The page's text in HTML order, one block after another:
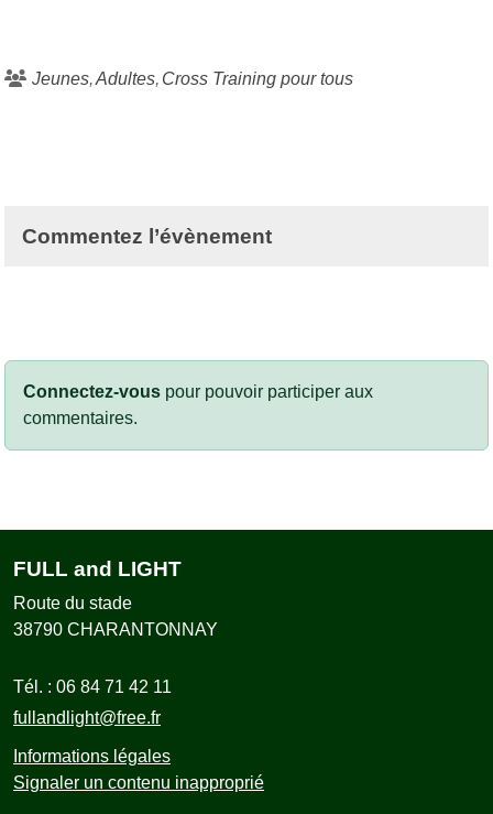
Jeunes Adultes Cross Training pour tous
Commentez l’évènement
Connectez-vous pour pouvoir participer aux
commentaires.
FULL and LIGHT
Route du stade
38790 CHARANTONNAY
Tél. : 06 84 71 42 11
fullandlight@free.fr
Informations légales
Signaler un contenu inapproprié